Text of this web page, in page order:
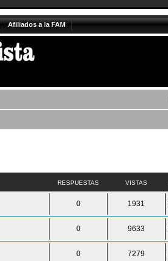
Afiliados a la FAM
RESPUESTAS VISTAS
0 1931
0 9633
0 7279